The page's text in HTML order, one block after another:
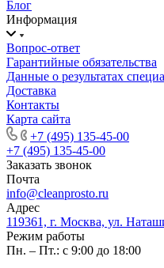
Блог
Информация
Вопрос-ответ
Гарантийные обязательства
Данные о результатах
Доставка
Контакты
Карта сайта
+7 (495) 135-45-00
+7 (495) 135-45-00
Заказать звонок
Почта
info@cleanprosto.ru
Адрес
119361, г. Москва, ул.
Режим работы
Пн. – Пт.: с 9:00 до 18:00